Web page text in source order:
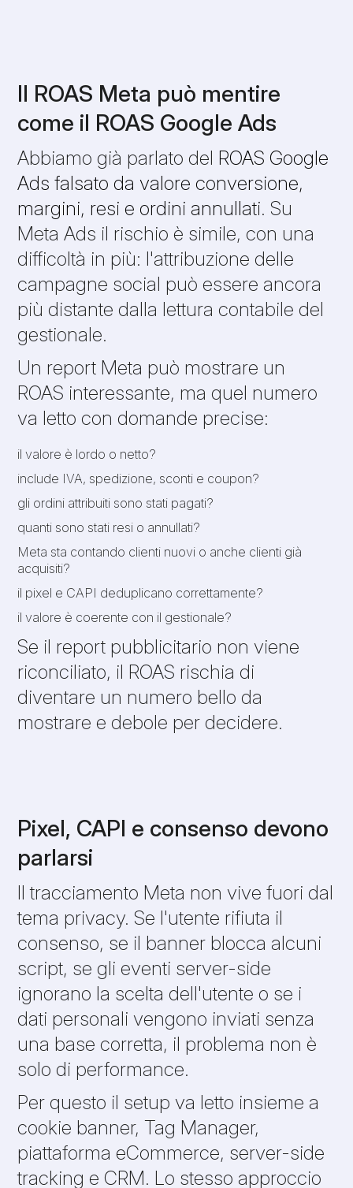
Il ROAS Meta può mentire
come il ROAS Google Ads
Abbiamo già parlato del ROAS Google
Ads falsato da valore conversione,
margini, resi e ordini annullati. Su
Meta Ads il rischio è simile, con una
difficoltà in più: l'attribuzione delle
campagne social può essere ancora
più distante dalla lettura contabile del
gestionale.
Un report Meta può mostrare un
ROAS interessante, ma quel numero
va letto con domande precise:
il valore è lordo o netto?
include IVA, spedizione, sconti e coupon?
gli ordini attribuiti sono stati pagati?
quanti sono stati resi o annullati?
Meta sta contando clienti nuovi o anche clienti già
acquisiti?
il pixel e CAPI deduplicano correttamente?
il valore è coerente con il gestionale?
Se il report pubblicitario non viene
riconciliato, il ROAS rischia di
diventare un numero bello da
mostrare e debole per decidere.
Pixel, CAPI e consenso devono
parlarsi
Il tracciamento Meta non vive fuori dal
tema privacy. Se l'utente rifiuta il
consenso, se il banner blocca alcuni
script, se gli eventi server-side
ignorano la scelta dell'utente o se i
dati personali vengono inviati senza
una base corretta, il problema non è
solo di performance.
Per questo il setup va letto insieme a
cookie banner, Tag Manager,
piattaforma eCommerce, server-side
tracking e CRM. Lo stesso approccio